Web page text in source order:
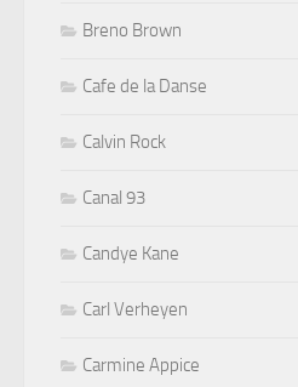
Breno Brown
Cafe de la Danse
Calvin Rock
Canal 93
Candye Kane
Carl Verheyen
Carmine Appice